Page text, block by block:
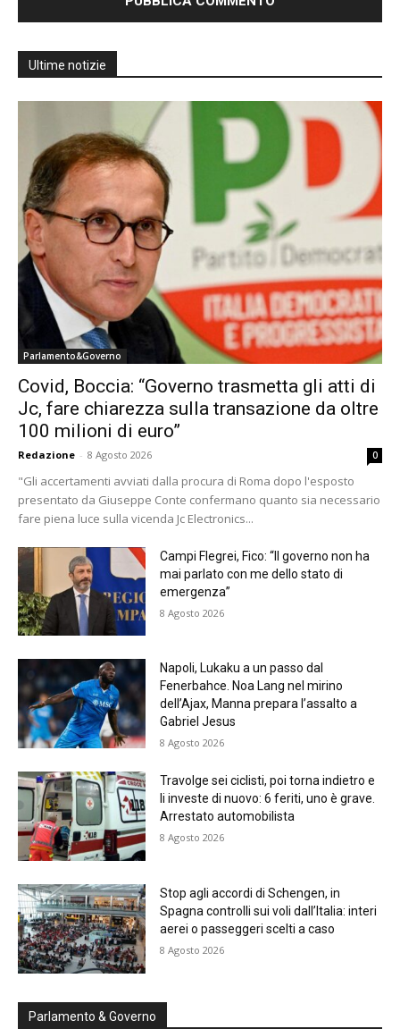
Ultime notizie
Parlamento&Governo
Covid, Boccia: “Governo trasmetta gli atti di
Jc, fare chiarezza sulla transazione da oltre
100 milioni di euro”
Redazione - 8 Agosto 2026 0
"Gli accertamenti avviati dalla procura di Roma dopo l'esposto
presentato da Giuseppe Conte confermano quanto sia necessario
fare piena luce sulla vicenda Jc Electronics...
Campi Flegrei, Fico: “Il governo non ha
mai parlato con me dello stato di
emergenza”
8 Agosto 2026
Napoli, Lukaku a un passo dal
Fenerbahce. Noa Lang nel mirino
dell’Ajax, Manna prepara l’assalto a
Gabriel Jesus
8 Agosto 2026
Travolge sei ciclisti, poi torna indietro e
li investe di nuovo: 6 feriti, uno è grave.
Arrestato automobilista
8 Agosto 2026
Stop agli accordi di Schengen, in
Spagna controlli sui voli dall’Italia: interi
aerei o passeggeri scelti a caso
8 Agosto 2026
Parlamento & Governo